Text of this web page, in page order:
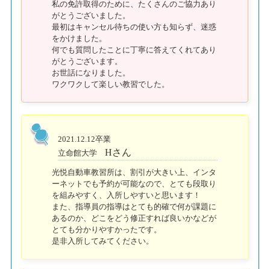
私の免許取得のために、たくさんのご協力あり
がとうございました。
最初はキャンセル待ちの使い方も知らず、迷惑
をかけました。
何でも質問したことに丁寧に答えてくれてあり
がとうございます。
お世話になりました。
ワクワクして楽しい教習でした。
2021.12.12卒業
立命館大学
Hさん
光悦自動車教習所は、割引が大きい上、インタ
ーネットでも予約が可能なので、とても段取り
を組みやすく、入所しやすいと思います！
また、指導員の指導はとても的確で何が課題に
あるのか、どこをどう修正すれば良いかなどが
とても分かりやすかったです。
是非入所してみてください。